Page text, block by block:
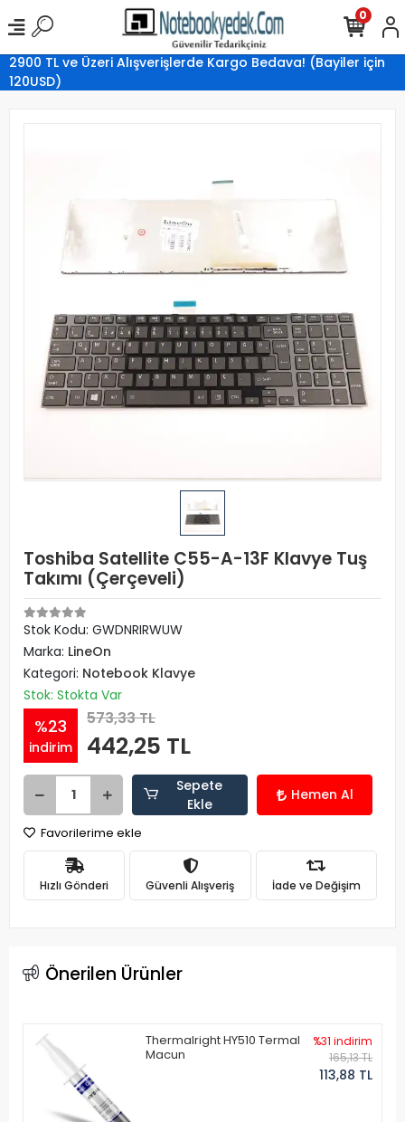
2900 TL ve Üzeri Alışverişlerde Kargo Bedava! (Bayiler için
120USD)
0
Toshiba Satellite C55-A-13F Klavye Tuş
Takımı (Çerçeveli)
Stok Kodu: GWDNRIRWUW
Marka: LineOn
Kategori: Notebook Klavye
Stok: Stokta Var
%23
indirim
573,33 TL
442,25 TL
Sepete
Ekle
Hemen Al
Favorilerime ekle
Hızlı Gönderi Güvenli Alışveriş İade ve Değişim
Önerilen Ürünler
Thermalright HY510 Termal
Macun
%31 indirim
165,13 TL
113,88 TL